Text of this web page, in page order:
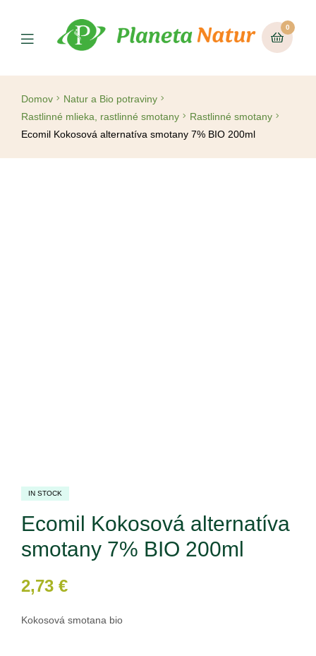
0
Domov
Natur a Bio potraviny
Rastlinné mlieka, rastlinné smotany
Rastlinné smotany
Ecomil Kokosová alternatíva smotany 7% BIO 200ml
IN STOCK
Ecomil Kokosová alternatíva
smotany 7% BIO 200ml
2,73 €
Kokosová smotana bio